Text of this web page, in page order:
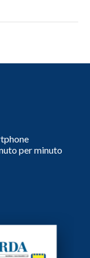
per minuto